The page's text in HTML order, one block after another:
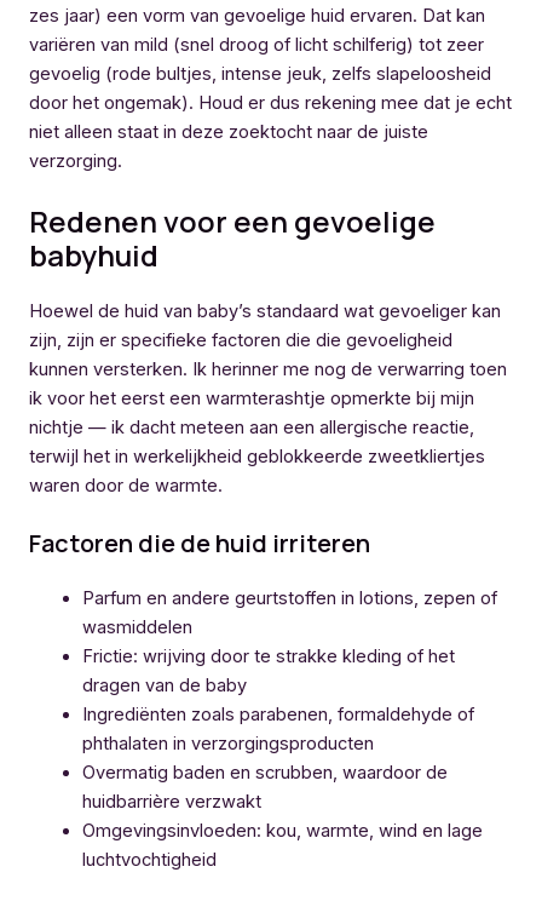
zes jaar) een vorm van gevoelige huid ervaren. Dat kan
variëren van mild (snel droog of licht schilferig) tot zeer
gevoelig (rode bultjes, intense jeuk, zelfs slapeloosheid
door het ongemak). Houd er dus rekening mee dat je echt
niet alleen staat in deze zoektocht naar de juiste
verzorging.
Redenen voor een gevoelige
babyhuid
Hoewel de huid van baby’s standaard wat gevoeliger kan
zijn, zijn er specifieke factoren die die gevoeligheid
kunnen versterken. Ik herinner me nog de verwarring toen
ik voor het eerst een warmterashtje opmerkte bij mijn
nichtje — ik dacht meteen aan een allergische reactie,
terwijl het in werkelijkheid geblokkeerde zweetkliertjes
waren door de warmte.
Factoren die de huid irriteren
Parfum en andere geurtstoffen in lotions, zepen of
wasmiddelen
Frictie: wrijving door te strakke kleding of het
dragen van de baby
Ingrediënten zoals parabenen, formaldehyde of
phthalaten in verzorgingsproducten
Overmatig baden en scrubben, waardoor de
huidbarrière verzwakt
Omgevingsinvloeden: kou, warmte, wind en lage
luchtvochtigheid